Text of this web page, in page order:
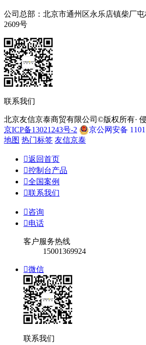
公司总部：北京市通州区永乐店镇柴厂
2609号
联系我们
北京友信京泰商贸有限公司©版权所有·
京ICP备13021243号-2
京公网安备
地图 热门标签 友信京泰
返回首页
控制台产品
全国案例
联系我们
咨询
电话
客户服务热线
15001369924
微信
联系我们